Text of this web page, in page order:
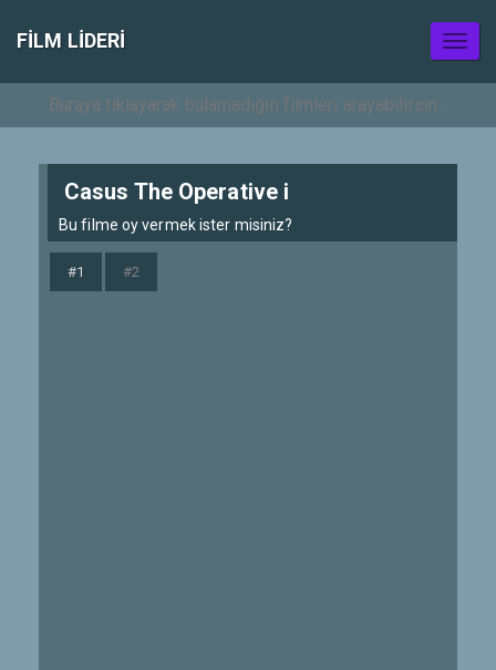
FILM LIDERI
Casus The Operative i
Bu filme oy vermek ister misiniz?
#1 #2